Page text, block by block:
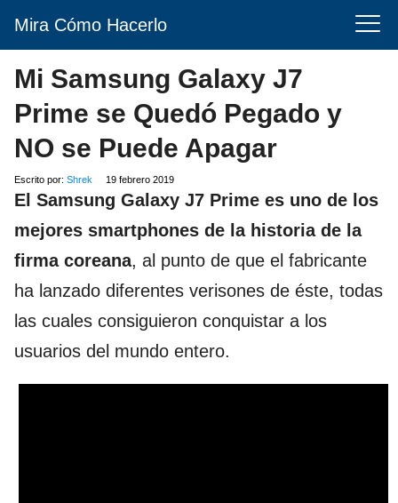
Mira Cómo Hacerlo
Mi Samsung Galaxy J7
Prime se Quedó Pegado y
NO se Puede Apagar
Escrito por: Shrek 19 febrero 2019
El Samsung Galaxy J7 Prime es uno de los
mejores smartphones de la historia de la
firma coreana, al punto de que el fabricante
ha lanzado diferentes verisones de éste, todas
las cuales consiguieron conquistar a los
usuarios del mundo entero.